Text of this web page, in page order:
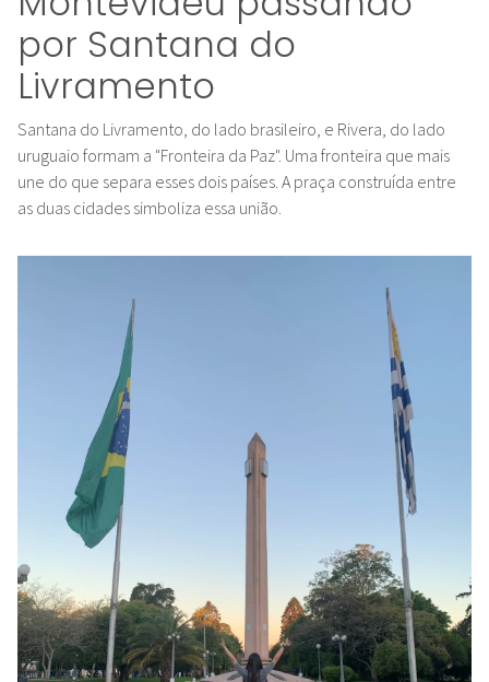
por Santana do
Livramento
Santana do Livramento, do lado brasileiro, e Rivera, do lado
uruguaio formam a "Fronteira da Paz". Uma fronteira que mais
une do que separa esses dois países. A praça construída entre
as duas cidades simboliza essa união.